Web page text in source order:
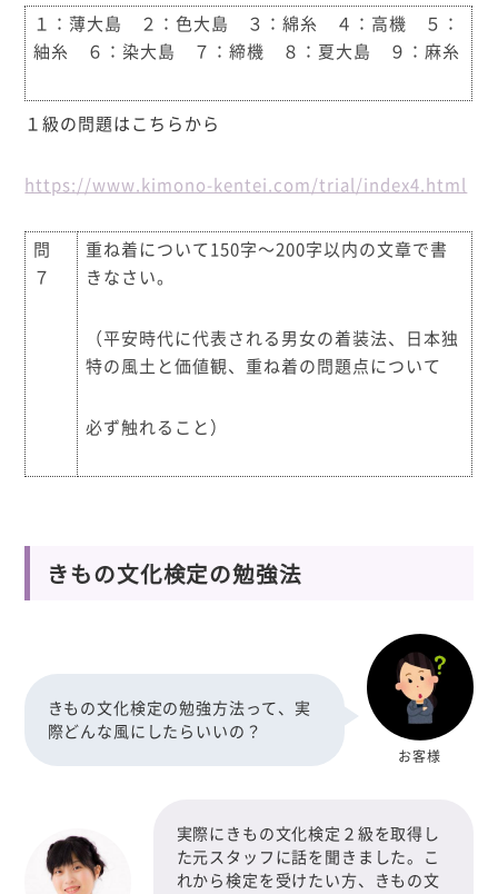
１：薄大島 ２：色大島 ３：綿糸 ４：高機 ５：
紬糸 ６：染大島 ７：締機 ８：夏大島 ９：麻糸
１級の問題はこちらから
https://www.kimono-kentei.com/trial/index4.html
問
７
重ね着について150字～200字以内の文章で書
きなさい。
（平安時代に代表される男女の着装法、日本独
特の風土と価値観、重ね着の問題点について
必ず触れること）
きもの文化検定の勉強法
お客様
きもの文化検定の勉強方法って、実
際どんな風にしたらいいの？
実際にきもの文化検定２級を取得し
た元スタッフに話を聞きました。こ
れから検定を受けたい方、きもの文